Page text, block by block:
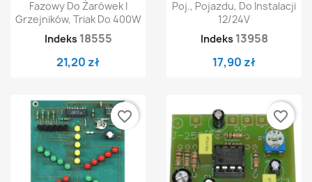
Fazowy Do Żarówek I
Grzejników, Triak Do 400W
Indeks 18555
21,20 zł
Poj., Pojazdu, Do Instalacji
12/24V
Indeks 13958
17,90 zł
favorite_border favorite_border